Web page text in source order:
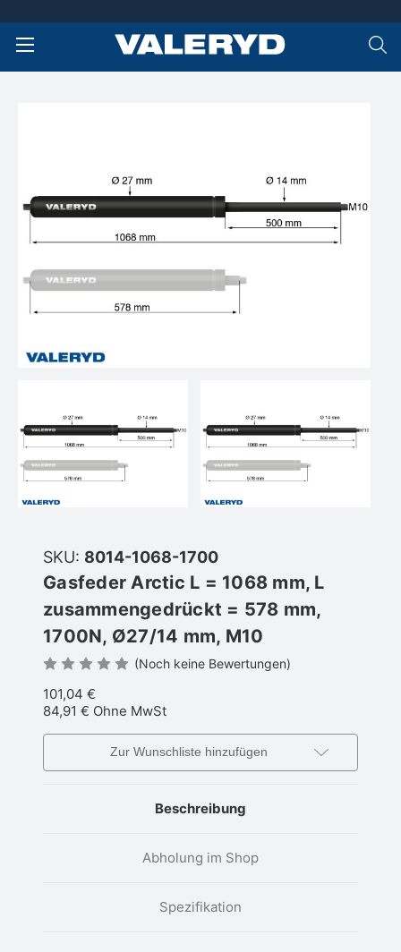
SKU: 8014-1068-1700
Gasfeder Arctic L = 1068 mm, L
zusammengedrückt = 578 mm,
1700N, Ø27/14 mm, M10
(Noch keine Bewertungen)
101,04 €
84,91 € Ohne MwSt
Zur Wunschliste hinzufügen
Beschreibung
Abholung im Shop
Spezifikation